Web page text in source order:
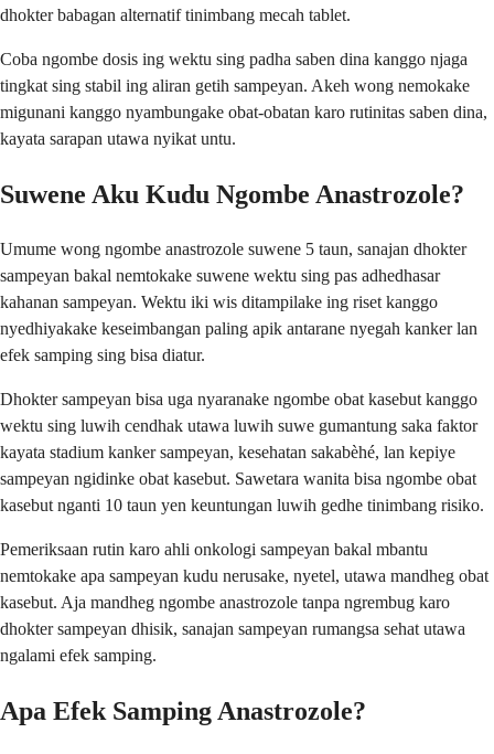
dhokter babagan alternatif tinimbang mecah tablet.
Coba ngombe dosis ing wektu sing padha saben dina kanggo njaga
tingkat sing stabil ing aliran getih sampeyan. Akeh wong nemokake
migunani kanggo nyambungake obat-obatan karo rutinitas saben dina,
kayata sarapan utawa nyikat untu.
Suwene Aku Kudu Ngombe Anastrozole?
Umume wong ngombe anastrozole suwene 5 taun, sanajan dhokter
sampeyan bakal nemtokake suwene wektu sing pas adhedhasar
kahanan sampeyan. Wektu iki wis ditampilake ing riset kanggo
nyedhiyakake keseimbangan paling apik antarane nyegah kanker lan
efek samping sing bisa diatur.
Dhokter sampeyan bisa uga nyaranake ngombe obat kasebut kanggo
wektu sing luwih cendhak utawa luwih suwe gumantung saka faktor
kayata stadium kanker sampeyan, kesehatan sakabèhé, lan kepiye
sampeyan ngidinke obat kasebut. Sawetara wanita bisa ngombe obat
kasebut nganti 10 taun yen keuntungan luwih gedhe tinimbang risiko.
Pemeriksaan rutin karo ahli onkologi sampeyan bakal mbantu
nemtokake apa sampeyan kudu nerusake, nyetel, utawa mandheg obat
kasebut. Aja mandheg ngombe anastrozole tanpa ngrembug karo
dhokter sampeyan dhisik, sanajan sampeyan rumangsa sehat utawa
ngalami efek samping.
Apa Efek Samping Anastrozole?